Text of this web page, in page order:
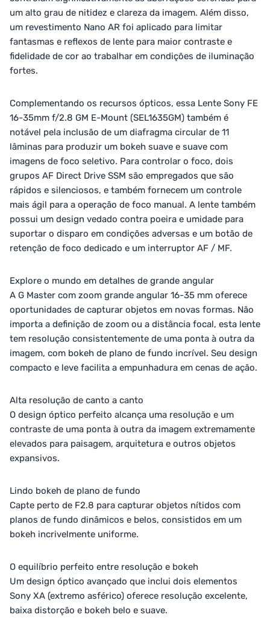
um alto grau de nitidez e clareza da imagem. Além disso,
um revestimento Nano AR foi aplicado para limitar
fantasmas e reflexos de lente para maior contraste e
fidelidade de cor ao trabalhar em condições de iluminação
fortes.
Complementando os recursos ópticos, essa Lente Sony FE
16-35mm f/2.8 GM E-Mount (SEL1635GM) também é
notável pela inclusão de um diafragma circular de 11
lâminas para produzir um bokeh suave e suave com
imagens de foco seletivo. Para controlar o foco, dois
grupos AF Direct Drive SSM são empregados que são
rápidos e silenciosos, e também fornecem um controle
mais ágil para a operação de foco manual. A lente também
possui um design vedado contra poeira e umidade para
suportar o disparo em condições adversas e um botão de
retenção de foco dedicado e um interruptor AF / MF.
Explore o mundo em detalhes de grande angular
A G Master com zoom grande angular 16-35 mm oferece
oportunidades de capturar objetos em novas formas. Não
importa a definição de zoom ou a distância focal, esta lente
tem resolução consistentemente de uma ponta à outra da
imagem, com bokeh de plano de fundo incrível. Seu design
compacto e leve facilita a empunhadura em cenas de ação.
Alta resolução de canto a canto
O design óptico perfeito alcança uma resolução e um
contraste de uma ponta à outra da imagem extremamente
elevados para paisagem, arquitetura e outros objetos
expansivos.
Lindo bokeh de plano de fundo
Capte perto de F2.8 para capturar objetos nítidos com
planos de fundo dinâmicos e belos, consistidos em um
bokeh incrivelmente uniforme.
O equilíbrio perfeito entre resolução e bokeh
Um design óptico avançado que inclui dois elementos
Sony XA (extremo asférico) oferece resolução excelente,
baixa distorção e bokeh belo e suave.